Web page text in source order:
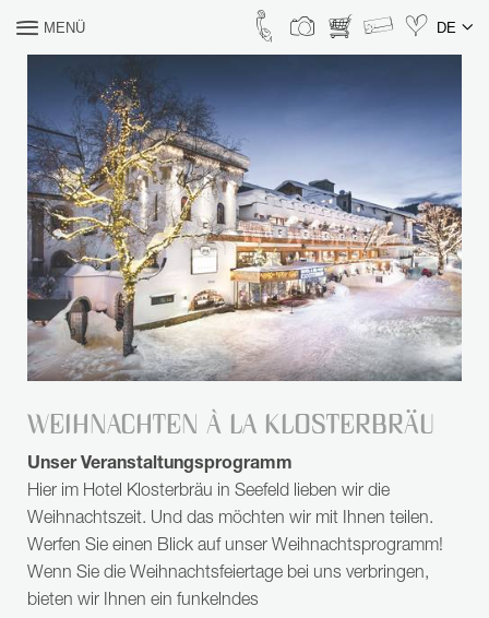
MENÜ DE
ITEN
+43 5212 2621 //info@klosterbraeu.com //
ANFRAGEN BUCHEN
ANGEBOTE
WONACH SUCHEN SIE?
SUCHE
WEIHNACHTEN À LA KLOSTERBRÄU
Unser Veranstaltungsprogramm
Hier im Hotel Klosterbräu in Seefeld lieben wir die
Weihnachtszeit. Und das möchten wir mit Ihnen teilen.
Werfen Sie einen Blick auf unser Weihnachtsprogramm!
Wenn Sie die Weihnachtsfeiertage bei uns verbringen,
bieten wir Ihnen ein funkelndes
Liebe Gäste,
aufgrund eines Brandes ist unser Hotel derzeit
geschlossen.
Wiedereröffnung: Dienstag, 01.
folgt)
Für alleFragen und Buchungenist unser
Reservierungsbüro von Montag bis Freitag 08.00
bis 16.30 Uhr erreichbar.
Anfrage / Buchungen:> HIER KLICKEN <